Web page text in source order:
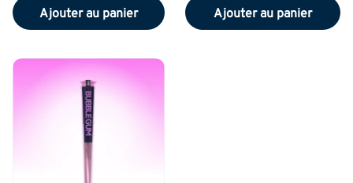
Ajouter au panier Ajouter au panier